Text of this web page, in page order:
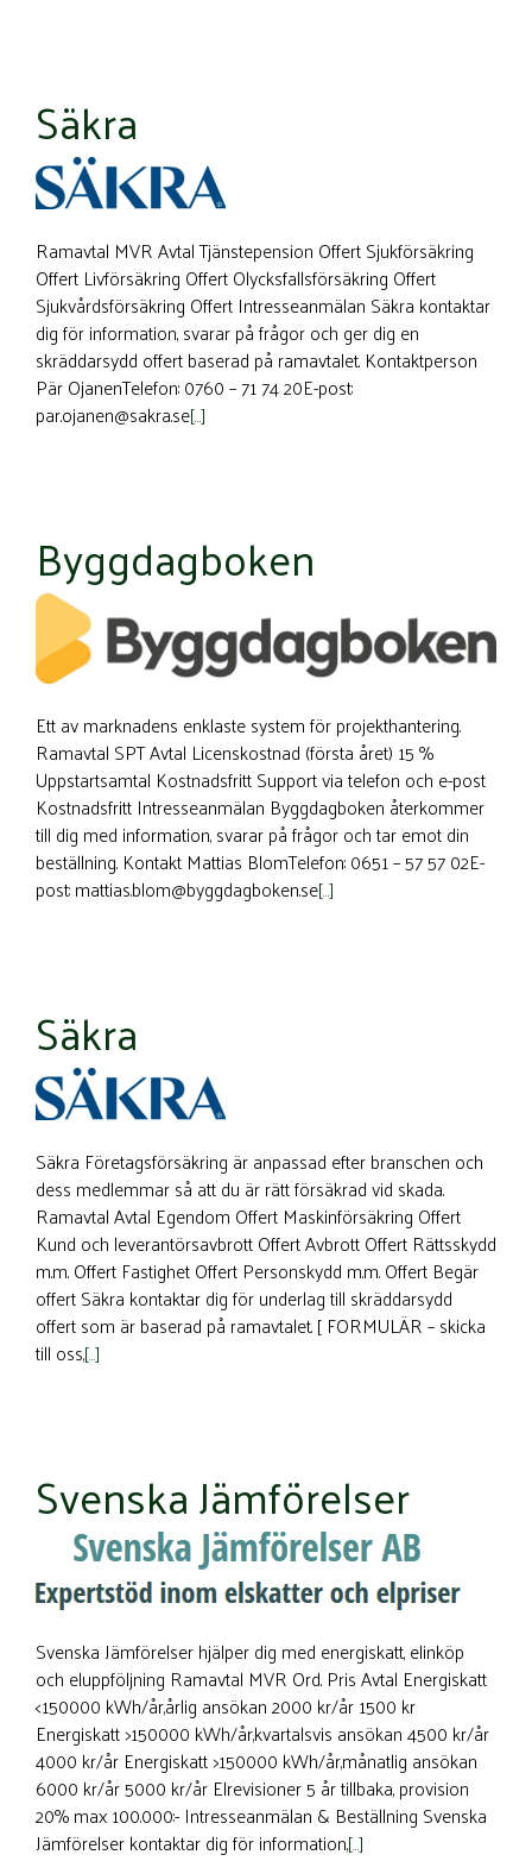
Säkra
Ramavtal MVR Avtal Tjänstepension Offert Sjukförsäkring
Offert Livförsäkring Offert Olycksfallsförsäkring Offert
Sjukvårdsförsäkring Offert Intresseanmälan Säkra kontaktar
dig för information, svarar på frågor och ger dig en
skräddarsydd offert baserad på ramavtalet. Kontaktperson
Pär OjanenTelefon: 0760 – 71 74 20E-post:
par.ojanen@sakra.se[…]
Byggdagboken
Ett av marknadens enklaste system för projekthantering.
Ramavtal SPT Avtal Licenskostnad (första året) 15 %
Uppstartsamtal Kostnadsfritt Support via telefon och e-post
Kostnadsfritt Intresseanmälan Byggdagboken återkommer
till dig med information, svarar på frågor och tar emot din
beställning. Kontakt Mattias BlomTelefon: 0651 – 57 57 02E-
post: mattias.blom@byggdagboken.se[…]
Säkra
Säkra Företagsförsäkring är anpassad efter branschen och
dess medlemmar så att du är rätt försäkrad vid skada.
Ramavtal Avtal Egendom Offert Maskinförsäkring Offert
Kund och leverantörsavbrott Offert Avbrott Offert Rättsskydd
m.m. Offert Fastighet Offert Personskydd m.m. Offert Begär
offert Säkra kontaktar dig för underlag till skräddarsydd
offert som är baserad på ramavtalet. [ FORMULÄR – skicka
till oss,[…]
Svenska Jämförelser
Svenska Jämförelser hjälper dig med energiskatt, elinköp
och eluppföljning Ramavtal MVR Ord. Pris Avtal Energiskatt
<150000 kWh/år,årlig ansökan 2000 kr/år 1500 kr
Energiskatt >150000 kWh/år,kvartalsvis ansökan 4500 kr/år
4000 kr/år Energiskatt >150000 kWh/år,månatlig ansökan
6000 kr/år 5000 kr/år Elrevisioner 5 år tillbaka, provision
20% max 100.000:- Intresseanmälan & Beställning Svenska
Jämförelser kontaktar dig för information,[…]